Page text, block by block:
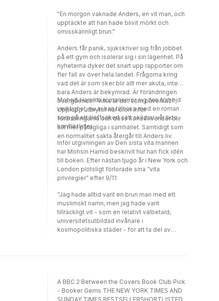
"En morgon vaknade Anders, en vit man, och
upptäckte att han hade blivit mörkt och
omisskännligt brun."
Anders får panik, sjukskriver sig från jobbet
på ett gym och isolerar sig i sin lägenhet. På
nyheterna dyker det snart upp rapporter om
fler fall av över hela landet. Frågorna kring
vad det är som sker blir allt mer akuta, inte
bara Anders är bekymrad. Är förändringen
övergående? Vilka är det som påverkas?
Upplopp utbryter när oron inför
förändringarna och dess konsekvenser blir
allt mer påtagliga i samhället. Samtidigt som
en normalitet sakta återgår till Anders liv.
Mohsin Hamids romaner rör sig i en förhöjd
verklighet, nu är han tillbaka med en roman
som på ett träffsäkert sätt skildrar vår tids
konfliktlinjer.
Inför utgivningen av Den sista vita mannen
har Mohsin Hamid beskrivit hur han fick idén
till boken. Efter nästan tjugo år i New York och
London plötsligt förlorade sina ”vita
privilegier” efter 9/11:
”Jag hade alltid varit en brun man med ett
muslimskt namn, men jag hade varit
tillräckligt vit - som en relativt välbetald,
universitetsutbildad invånare i
kosmopolitiska städer - för att ta del av
sårade mig, både förlusten i sig och, senare
gynnat mig.”
A BBC 2 Between the Covers Book Club Pick
- Booker Gems THE NEW YORK TIMES AND
SUNDAY TIMES BESTSELLERSHORTLISTED